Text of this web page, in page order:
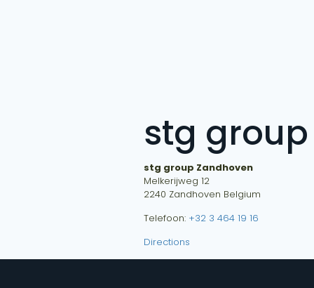
stg
stg group Zandhoven
Melkerijweg 12
2240 Zandhoven Belgium
Telefoon: +32 3 464 19 16
Directions